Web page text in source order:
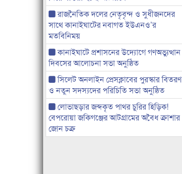
রাজনৈতিক দলের নেতৃবৃন্দ ও সুধীজনদের
সাথে কানাইঘাটের নবাগত ইউএনও’র
মতবিনিময়
কানাইঘাটে প্রশাসনের উদ্যোগে গণঅভ্যুত্থান
দিবসের আলোচনা সভা অনুষ্ঠিত
সিলেট অনলাইন প্রেসক্লাবের পুরস্কার বিতরণ
ও নতুন সদস্যদের পরিচিতি সভা অনুষ্ঠিত
লোভাছড়ার জব্দকৃত পাথর চুরির হিড়িক!
বেপরোয়া জকিগঞ্জের আটগ্রামের অবৈধ ক্রাশার
জোন চক্র